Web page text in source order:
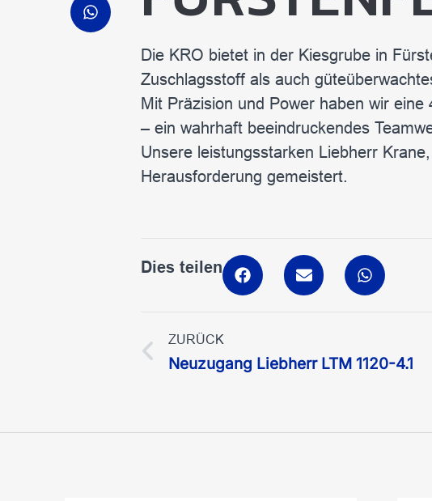
Die KRO bietet in der Kiesgrube in
Zuschlagsstoff als auch
Mit Präzision und Power haben wir
– ein wahrhaft beeindruckendes
Unsere leistungsstarken Liebherr
Herausforderung gemeistert.
Dies teilen
ZURÜCK
Neuzugang Liebherr LTM 1120-4.1